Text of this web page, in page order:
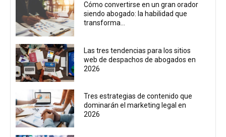
Cómo convertirse en un gran orador
siendo abogado: la habilidad que
transforma...
Las tres tendencias para los sitios
web de despachos de abogados en
2026
Tres estrategias de contenido que
dominarán el marketing legal en
2026